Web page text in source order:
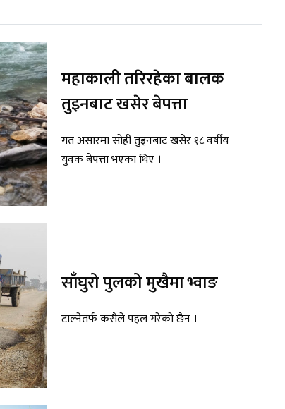
महाकाली तरिरहेका बालक
तुइनबाट खसेर बेपत्ता
गत असारमा सोही तुइनबाट खसेर १८ वर्षीय
युवक बेपत्ता भएका थिए ।
साँघुरो पुलको मुखैमा भ्वाङ
टाल्नेतर्फ कसैले पहल गरेको छैन ।